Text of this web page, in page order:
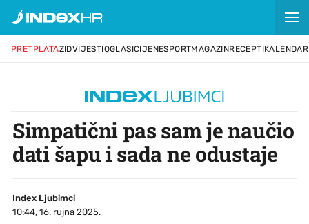
PRETPLATAZIDVIJESTIOGLASICIJENESPORTMAGAZINRECEPTIKALENDAR
Simpatični pas sam je naučio
dati šapu i sada ne odustaje
Index Ljubimci
10:44, 16. rujna 2025.